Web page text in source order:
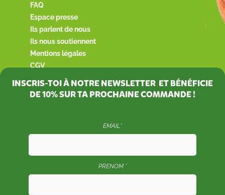
FAQ
Espace presse
Ils parlent de nous
Ils nous soutiennent
Mentions légales
CGV
INSCRIS-TOI À NOTRE NEWSLETTER ET BÉNÉFICIE
DE10%SUR TA PROCHAINE COMMANDE !
EMAIL*
PRENOM *